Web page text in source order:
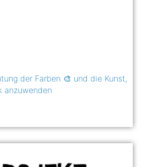
der Farben 🎨 und die Kunst,
anzuwenden